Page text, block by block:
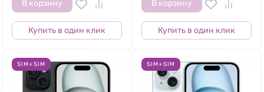
В корзину
Купить в один клик
В корзину
Купить в один клик
SIM+SIM SIM+SIM